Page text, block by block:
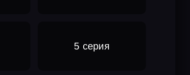
5 серия